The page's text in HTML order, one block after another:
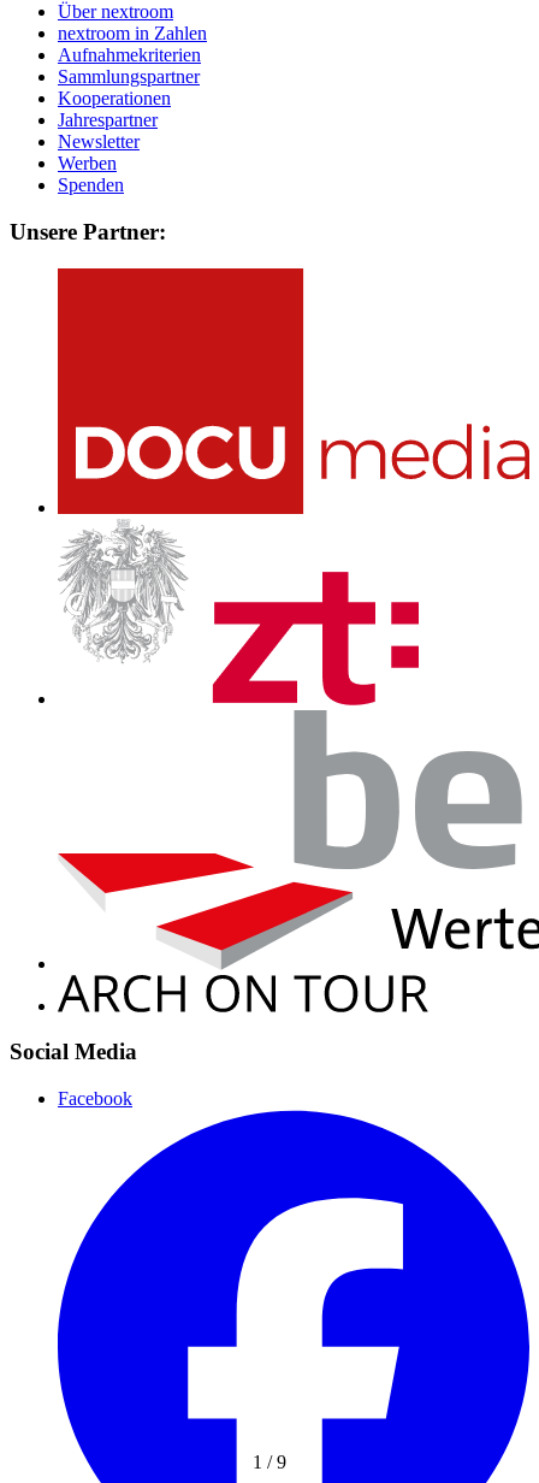
1 /9
Über nextroom
nextroom in Zahlen
Aufnahmekriterien
Sammlungspartner
Kooperationen
Jahrespartner
Newsletter
Werben
Spenden
Unsere Partner:
Social Media
Facebook